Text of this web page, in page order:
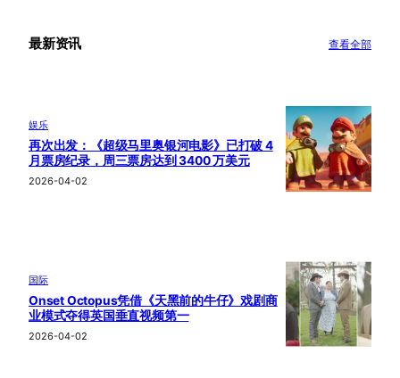
最新资讯 查看全部
娱乐
再次出发：《超级马里奥银河电影》已打破 4
月票房纪录，周三票房达到 3400 万美元
2026-04-02
国际
Onset Octopus凭借《天黑前的牛仔》戏剧商
业模式夺得英国垂直视频第一
2026-04-02